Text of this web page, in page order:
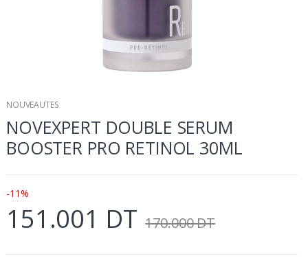
NOUVEAUTES
NOVEXPERT DOUBLE SERUM
BOOSTER PRO RETINOL 30ML
-11%
151.001 DT 170.000 DT